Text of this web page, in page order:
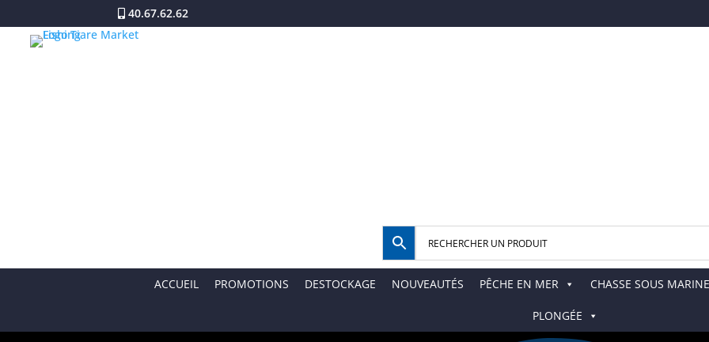
40.67.62.62
ACCUEIL PROMOTIONS DESTOCKAGE NOUVEAUTÉS PÊCHE EN MER CHASSE SOUS MARINE
PLONGÉE